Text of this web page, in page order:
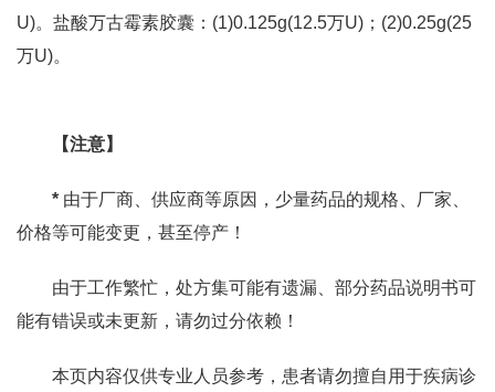
U)。盐酸万古霉素胶囊：(1)0.125g(12.5万U)；(2)0.25g(25
万U)。
【注意】
* 由于厂商、供应商等原因，少量药品的规格、厂家、
价格等可能变更，甚至停产！
由于工作繁忙，处方集可能有遗漏、部分药品说明书可
能有错误或未更新，请勿过分依赖！
本页内容仅供专业人员参考，患者请勿擅自用于疾病诊